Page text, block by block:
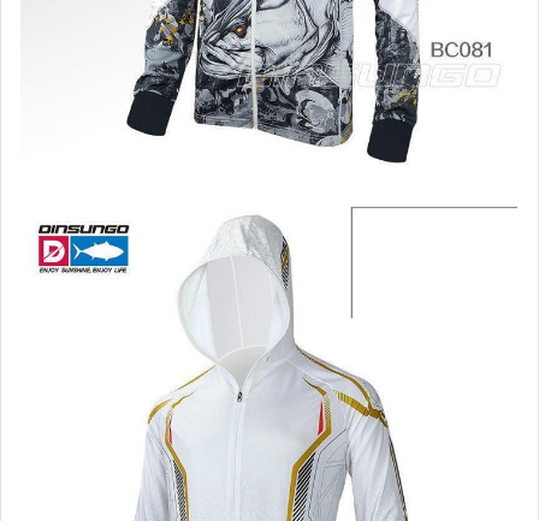
女裝與服飾配件
偶像、球員卡與郵幣
手錶與飾品配件
家電與影音視聽